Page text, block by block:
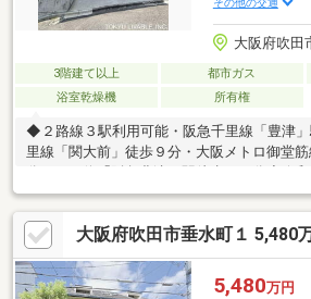
その他の交通
大阪府吹田
3階建て以上 都市ガス
浴室乾燥機
所有権
◆２路線３駅利用可能・阪急千里線「豊津
里線「関大前」徒歩９分・大阪メトロ御堂筋
LDK＋２納戸◆１階・２階にトイレ２か所
１階部分に駐車場あり（サイズにより制限
６１６サイズ◆前面道路幅員４．７ｍ
大阪府吹田市垂水町１ 5,480
5,480万円